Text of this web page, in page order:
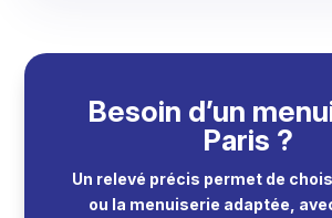
Besoin d’un
Paris ?
Un relevé précis permet de
ou la menuiserie adaptée,